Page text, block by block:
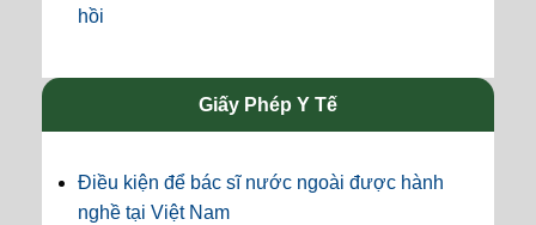
hồi
Giấy Phép Y Tế
Điều kiện để bác sĩ nước ngoài được hành
nghề tại Việt Nam